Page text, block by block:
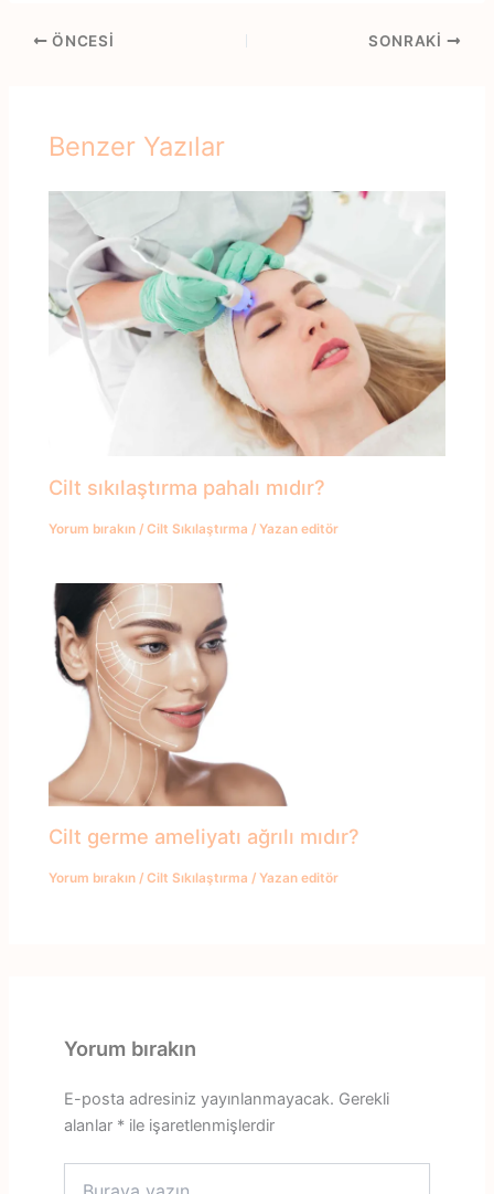
ÖNCESI SONRAKI
Benzer Yazılar
Cilt sıkılaştırma pahalı mıdır?
Yorum bırakın /Cilt Sıkılaştırma / Yazan editör
Cilt germe ameliyatı ağrılı mıdır?
Yorum bırakın /Cilt Sıkılaştırma / Yazan editör
Yorum bırakın
E-posta adresiniz yayınlanmayacak. Gerekli
alanlar *ile işaretlenmişlerdir